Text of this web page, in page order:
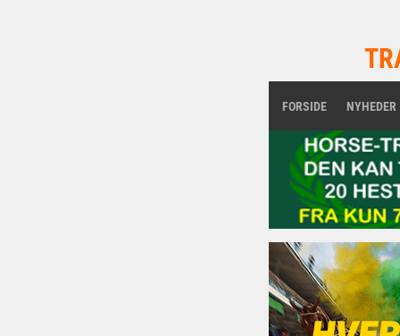
FORSIDE NYHEDER